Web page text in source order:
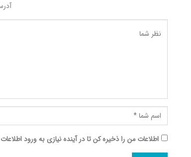
اطلاعات من را ذخیره کن تا در آینده نیازی به ورود